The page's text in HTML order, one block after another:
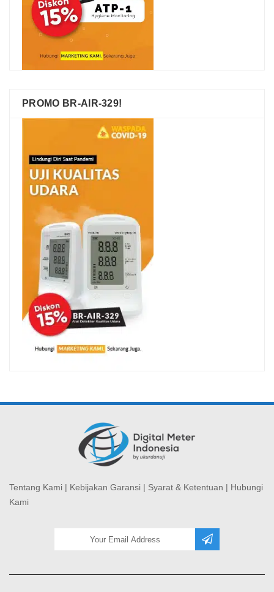
PROMO BR-AIR-329!
Tentang Kami | Kebijakan Garansi | Syarat & Ketentuan | Hubungi
Kami